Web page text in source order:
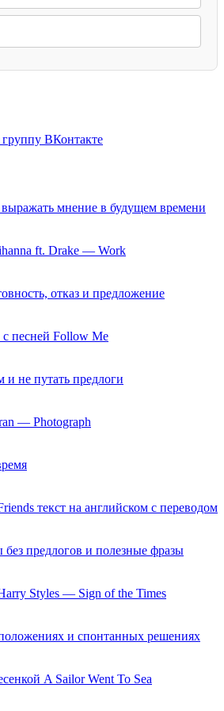
мнение в будущем времени
ft. Drake — Work
отказ и предложение
песней Follow Me
и не путать предлоги
— Photograph
текст на английском с переводом
предлогов и полезные фразы
Styles — Sign of the Times
и спонтанных решениях
A Sailor Went To Sea